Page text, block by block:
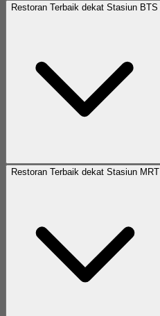
Restoran Terbaik dekat Stasiun BTS
Restoran Terbaik dekat Stasiun MRT